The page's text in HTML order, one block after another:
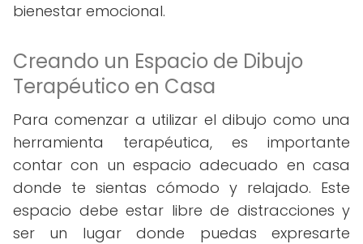
bienestar emocional.
Creando un Espacio de Dibujo
Terapéutico en Casa
Para comenzar a utilizar el dibujo como una
herramienta terapéutica, es importante
contar con un espacio adecuado en casa
donde te sientas cómodo y relajado. Este
espacio debe estar libre de distracciones y
ser un lugar donde puedas expresarte